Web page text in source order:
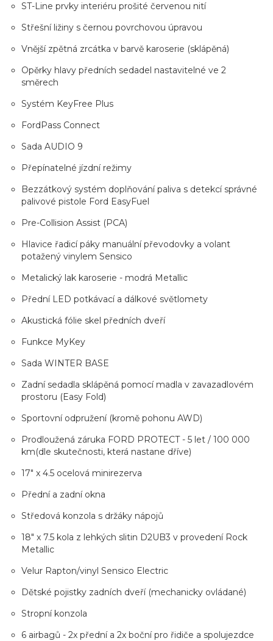
ST-Line prvky interiéru prošité červenou nití
Střešní ližiny s černou povrchovou úpravou
Vnější zpětná zrcátka v barvě karoserie (sklápěná)
Opěrky hlavy předních sedadel nastavitelné ve 2
směrech
Systém KeyFree Plus
FordPass Connect
Sada AUDIO 9
Přepínatelné jízdní režimy
Bezzátkový systém doplňování paliva s detekcí správné
palivové pistole Ford EasyFuel
Pre-Collision Assist (PCA)
Hlavice řadicí páky manuální převodovky a volant
potažený vinylem Sensico
Metalický lak karoserie - modrá Metallic
Přední LED potkávací a dálkové světlomety
Akustická fólie skel předních dveří
Funkce MyKey
Sada WINTER BASE
Zadní sedadla sklápěná pomocí madla v zavazadlovém
prostoru (Easy Fold)
Sportovní odpružení (kromě pohonu AWD)
Prodloužená záruka FORD PROTECT - 5 let / 100 000
km(dle skutečnosti, která nastane dříve)
17" x 4.5 ocelová minirezerva
Přední a zadní okna
Středová konzola s držáky nápojů
18" x 7.5 kola z lehkých slitin D2UB3 v provedení Rock
Metallic
Velur Rapton/vinyl Sensico Electric
Dětské pojistky zadních dveří (mechanicky ovládané)
Stropní konzola
6 airbagů - 2x přední a 2x boční pro řidiče a spolujezdce